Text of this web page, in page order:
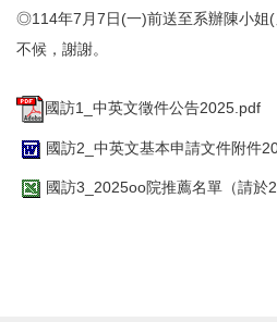
◎114年7月7日(一)前送至系辦陳小姐
不候，謝謝。
國訪1_中英文徵件公告2025.pdf
國訪2_中英文基本申請文件附件
國訪3_2025oo院推薦名單（請於